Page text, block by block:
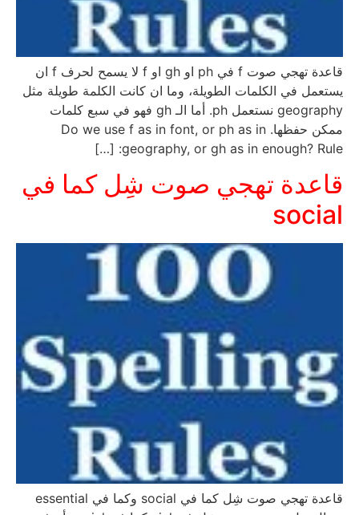
قاعدة تهجي صوت f في ph او gh او f لا يسمح لحرف f ان
يستعمل في الكلمات الطويلة، وما ان كانت الكلمة طويلة مثل
geography نستعمل ph. أما الـ gh فهو في سبع كلمات
ممكن حفظها. Do we use f as in font, or ph as in
geography, or gh as in enough? Rule: […]
قاعدة تهجي صوت شِل كما في
social
قاعدة تهجي صوت شِل كما في social وكما في essential